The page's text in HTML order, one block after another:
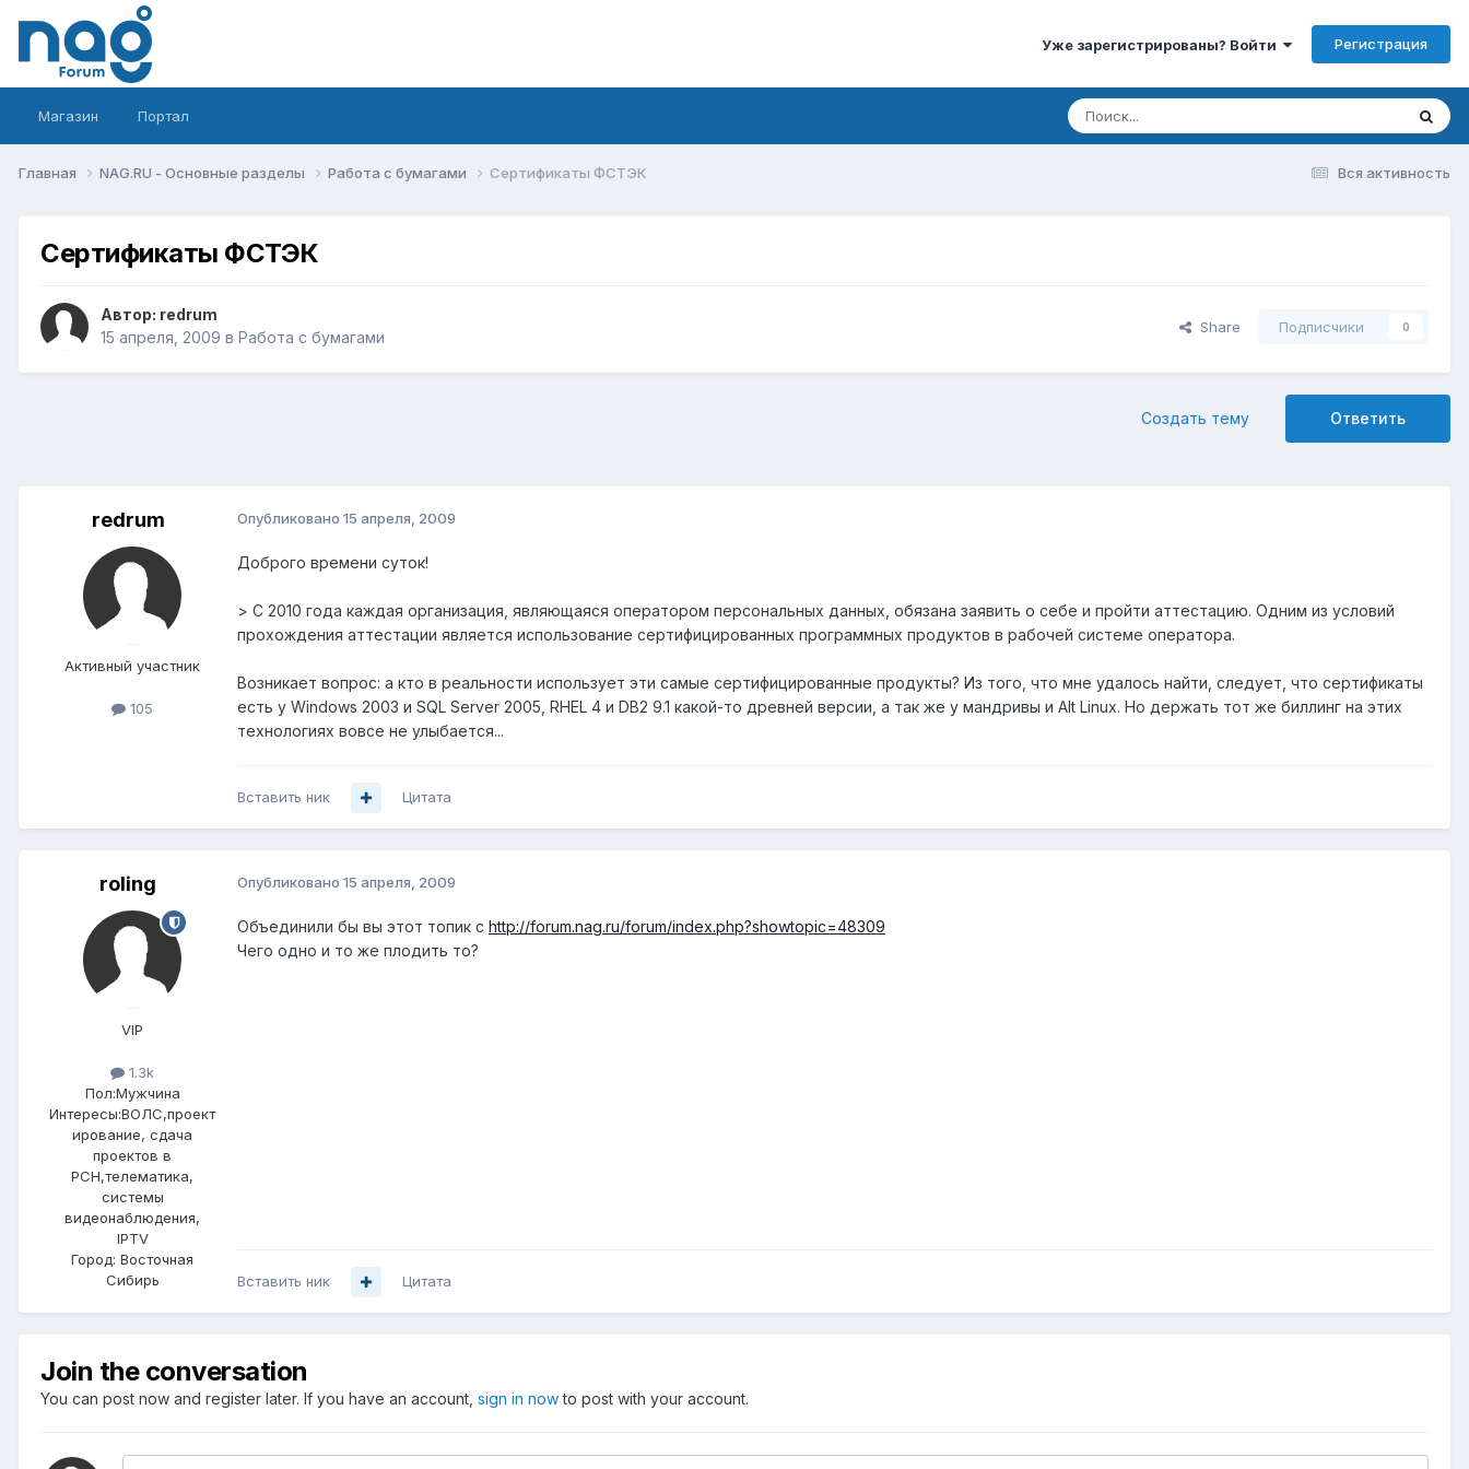
Уже зарегистрированы? Войти Регистрация
Магазин Портал
Вся активность
Главная NAG.RU - Основные разделы Работа с бумагами Сертификаты ФСТЭК
Сертификаты ФСТЭК
Автор: redrum
15 апреля, 2009 в Работа с бумагами
Share Подписчики 0
Ответить
Создать тему
redrum
Активный участник
105
Опубликовано 15 апреля, 2009
Доброго времени суток!
> С 2010 года каждая организация, являющаяся оператором персональных данных, обязана заявить о себе и пройти аттестацию. Одним из условий
прохождения аттестации является использование сертифицированных программных продуктов в рабочей системе оператора.
Возникает вопрос: а кто в реальности использует эти самые сертифицированные продукты? Из того, что мне удалось найти, следует, что сертификаты
есть у Windows 2003 и SQL Server 2005, RHEL 4 и DB2 9.1 какой-то древней версии, а так же у мандривы и Alt Linux. Но держать тот же биллинг на этих
технологиях вовсе не улыбается...
Вставить ник Цитата
roling
VIP
1.3k
Пол:Мужчина
Интересы:ВОЛС,проект
ирование, сдача
проектов в
РСН,телематика,
системы
видеонаблюдения,
IPTV
Город: Восточная
Сибирь
Опубликовано 15 апреля, 2009
Объединили бы вы этот топик с http://forum.nag.ru/forum/index.php?showtopic=48309
Чего одно и то же плодить то?
Вставить ник Цитата
Join the conversation
You can post now and register later. If you have an account, sign in nowto post with your account.